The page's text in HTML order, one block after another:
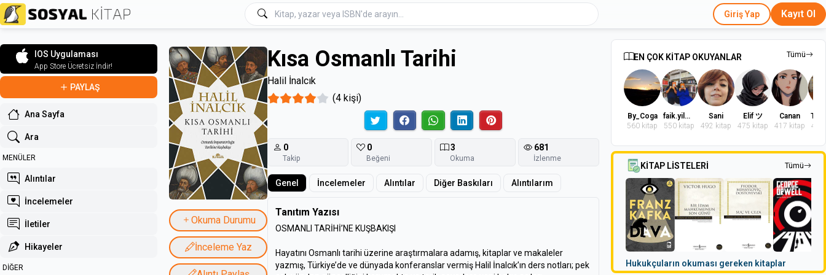
Giriş Yap Kayıt Ol
IOS Uygulaması
App Store Ücretsiz İndir!
PAYLAŞ
Ana Sayfa
Ara
MENÜLER
Alıntılar
İncelemeler
İletiler
Hikayeler
DİĞER
Okuma Durumu
İnceleme Yaz
Kısa Osmanlı Tarihi
Halil İnalcık
(4 kişi)
0
Takip
0
Beğeni
3
Okuma
681
İzlenme
Genel İncelemeler Alıntılar Diğer Baskıları Alıntılarım
Tanıtım Yazısı
OSMANLI TARİHİ’NE KUŞBAKIŞI
Hayatını Osmanlı tarihi üzerine araştırmalara adamış, kitaplar ve makaleler
yazmış, Türkiye’de ve dünyada konferanslar vermiş Halil İnalcık’ın ders notları; pek
EN ÇOK KİTAP OKUYANLAR Tümü
By_Coga
560 kitap
faik.yilmaz.9
550 kitap
Sani
492 kitap
Elif ツ
475 kitap
Canan
417 kitap
402
KİTAP LİSTELERİ Tümü
Hukukçuların okuması gereken kitaplar